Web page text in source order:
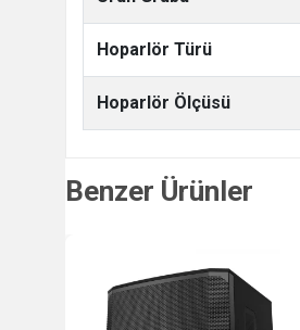
Hoparlör Türü
Hoparlör Ölçüsü
Benzer Ürünler